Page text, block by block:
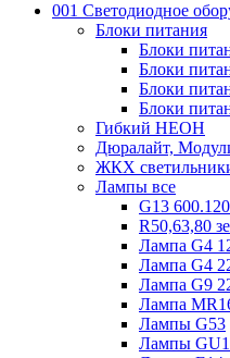
001 Светодиодное
Блоки питания
Блоки
Блоки
Блоки
Блоки
Гибкий НЕОН
Дюралайт,
ЖКХ
Лампы все
G13
R50,63,80
Лампа G4
Лампа G4
Лампа G9
Лампа
Лампы G53
Лампы